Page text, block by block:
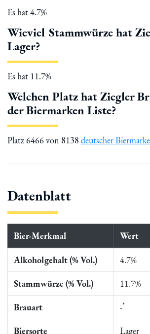
Es hat 4.7%
Wieviel Stammwürze hat
Lager?
Es hat 11.7%
Welchen Platz hat Ziegler
der Biermarken Liste?
Platz 6466 von 8138 deutscher
Datenblatt
Bier-Merkmal Wert
Alkoholgehalt (% Vol.) 4.7%
Stammwürze (% Vol.) 11.7%
Brauart -*
Biersorte Lager